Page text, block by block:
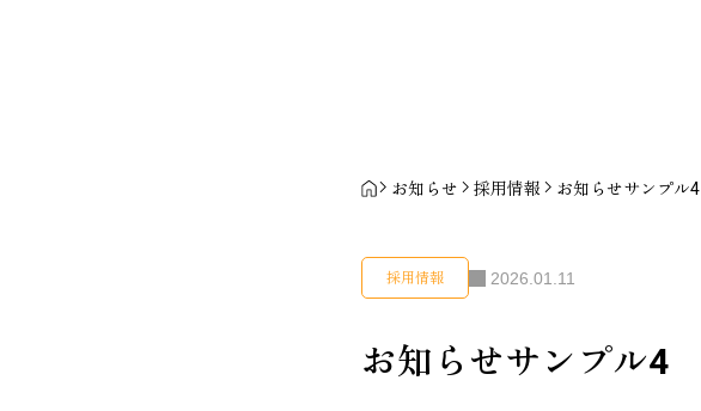
お知らせ 採用情報 お知らせサンプル4
採用情報 2026.01.11
お知らせサンプル4